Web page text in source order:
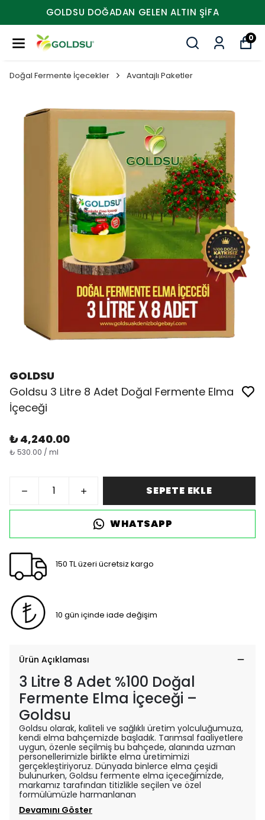
GELEN ALTIN ŞIFA
0
Doğal Fermente İçecekler Avantajlı Paketler
GOLDSU
Goldsu 3 Litre 8 Adet Doğal Fermente Elma
İçeceği
₺ 4,240.00
₺ 530.00 / ml
SEPETE EKLE
WHATSAPP
150 TL üzeri ücretsiz kargo
10 gün içinde iade değişim
Ürün Açıklaması
3 Litre 8 Adet %100 Doğal
Fermente Elma İçeceği –
Goldsu
Goldsu olarak, kaliteli ve sağlıklı üretim yolculuğumuza,
kendi elma bahçemizde başladık. Tarımsal faaliyetlere
uygun, özenle seçilmiş bu bahçede, alanında uzman
personellerimizle birlikte elma üretimimizi
gerçekleştiriyoruz. Dünyada binlerce elma çeşidi
bulunurken, Goldsu fermente elma içeceğimizde,
markamız tarafından titizlikle seçilen ve özel
formülümüzle harmanlanan
Devamını Göster